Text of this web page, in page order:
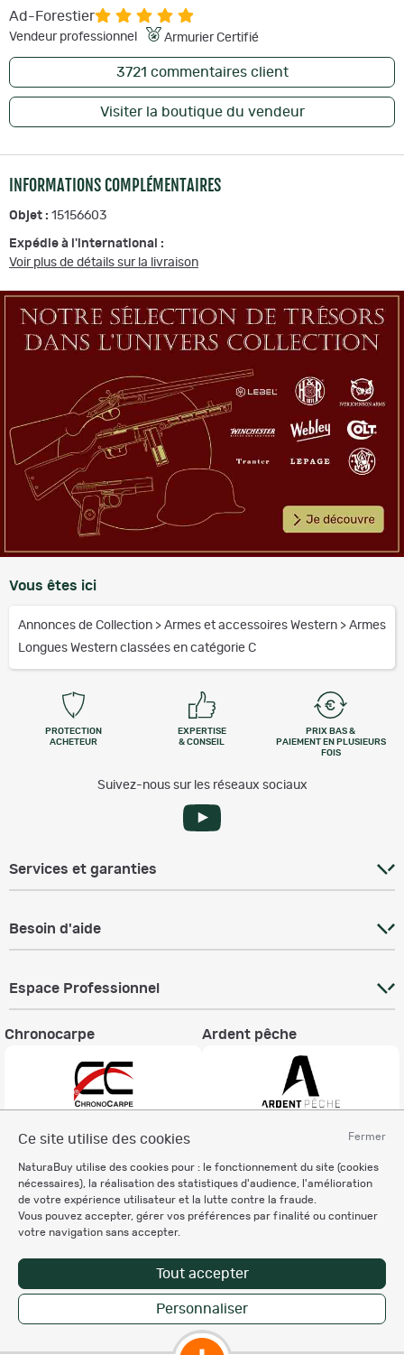
Fermer
Ce site utilise des cookies
NaturaBuy utilise des cookies pour : le fonctionnement du site (cookies
nécessaires), la réalisation des statistiques d'audience, l'amélioration
de votre expérience utilisateur et la lutte contre la fraude.
Vous pouvez accepter, gérer vos préférences par finalité ou continuer
votre navigation sans accepter.
Tout accepter
Personnaliser
mécanisme de verrouillage est ferme et l'éjection s'exécutent sans
aucun point dur.
L'intérieur du tube est propre, sain et présente un bel aspect miroir
avec des rayures de profil carré bien nettes et régulières sur toute
Arme de Catégorie C :
: Déclaration, pièce d'identité et
permis/licence valide obligatoires.
Photos: Contractuelles : L'article correspond exactement aux
photos.
Ad-Forestier
Vendeur professionnel Armurier Certifié
3721 commentaires client
Visiter la boutique du vendeur
INFORMATIONS COMPLÉMENTAIRES
Objet : 15156603
Expédie à l'international :
Voir plus de détails sur la livraison
Vous êtes ici
Annonces de Collection > Armes et accessoires Western > Armes
Longues Western classées en catégorie C
PROTECTION
ACHETEUR
EXPERTISE
& CONSEIL
PRIX BAS &
PAIEMENT EN PLUSIEURS
FOIS
Suivez-nous sur les réseaux sociaux
Services et garanties
Besoin d'aide
Espace Professionnel
Chronocarpe Ardent pêche
Charte éthique
Mentions légales
Règlement & Conditions d'utilisation
Politique de protection
des données personnelles
Personnalisation des cookies
Copyright © 2007-2026 NaturaBuy. Tous droits réservés. N°CNIL: 1239459.
Les marques commerciales mentionnées appartiennent à leurs propriétaires